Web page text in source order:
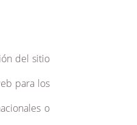
del sitio
para los
o